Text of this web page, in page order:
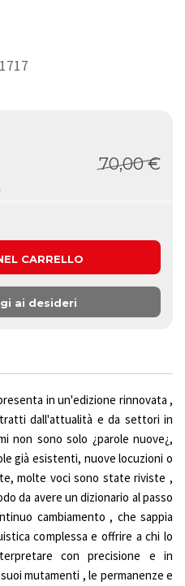
70,00 €
CARRELLO
ai desideri
in un'edizione rinnovata ,
dall'attualità e da settori in
non sono solo ¿parole nuove¿,
già esistenti, nuove locuzioni o
molte voci sono state riviste ,
da avere un dizionario al passo
cambiamento , che sappia
complessa e offrire a chi lo
con precisione e in
mutamenti , le permanenze e